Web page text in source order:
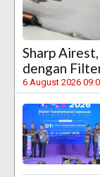
Sharp
dengan
6 August 2026